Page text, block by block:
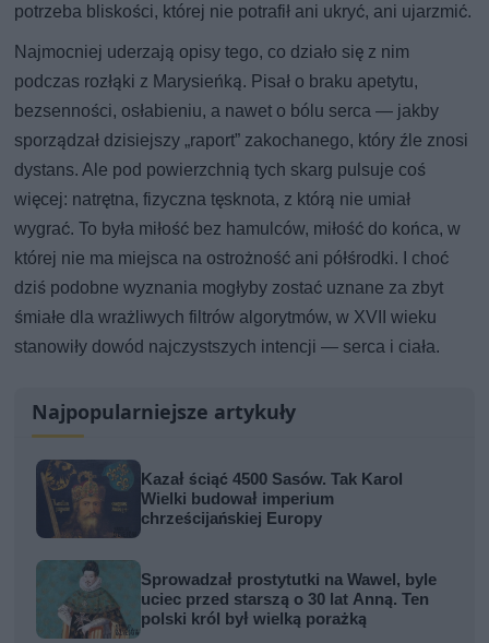
potrzeba bliskości, której nie potrafił ani ukryć, ani ujarzmić.
Najmocniej uderzają opisy tego, co działo się z nim
podczas rozłąki z Marysieńką. Pisał o braku apetytu,
bezsenności, osłabieniu, a nawet o bólu serca — jakby
sporządzał dzisiejszy „raport” zakochanego, który źle znosi
dystans. Ale pod powierzchnią tych skarg pulsuje coś
więcej: natrętna, fizyczna tęsknota, z którą nie umiał
wygrać. To była miłość bez hamulców, miłość do końca, w
której nie ma miejsca na ostrożność ani półśrodki. I choć
dziś podobne wyznania mogłyby zostać uznane za zbyt
śmiałe dla wrażliwych filtrów algorytmów, w XVII wieku
stanowiły dowód najczystszych intencji — serca i ciała.
Najpopularniejsze artykuły
Kazał ściąć 4500 Sasów. Tak Karol
Wielki budował imperium
chrześcijańskiej Europy
Sprowadzał prostytutki na Wawel, byle
uciec przed starszą o 30 lat Anną. Ten
polski król był wielką porażką